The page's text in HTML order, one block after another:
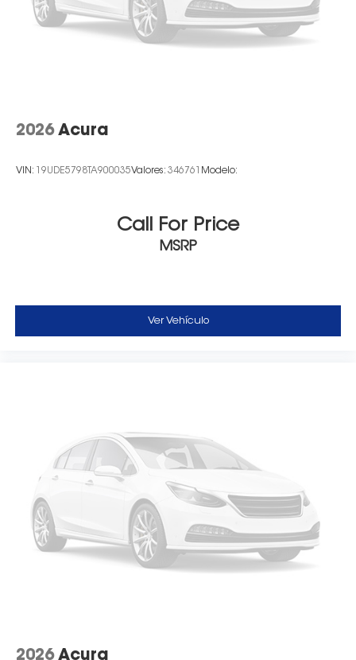
2026 Acura
VIN: 19UDE5798TA900035Valores: 346761 Modelo:
Call For Price
MSRP
Ver Vehículo
2026 Acura